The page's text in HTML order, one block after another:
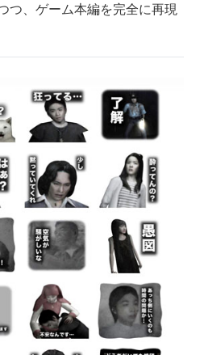
つ、ゲーム本編を完全に再現